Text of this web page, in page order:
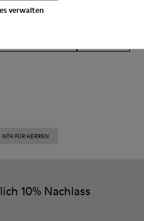
verwalten
Sneaker
NTH FÜR HERREN
10% Nachlass